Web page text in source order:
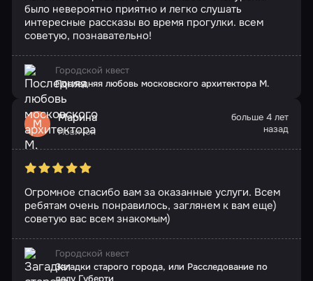
было невероятно приятно и легко слушать
интересные рассказы во время прогулки. всем
советую, познавательно!
Городской квест
Последняя любовь московского архитектора М.
М Марина
Новичок
больше 4 лет
назад
Огромное спасибо вам за оказанные услуги. Всем
ребятам очень понравилось, заглянем к вам еще)
советую вас всем знакомым)
Городской квест
Загадки старого города, или Расследование по